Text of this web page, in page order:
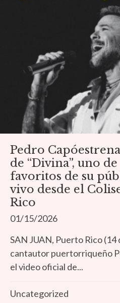
Pedro
de “Divina”, uno
favoritos de su
vivo desde el
Rico
01/15/2026
SAN JUAN, Puerto Rico
cantautor puertorriqueño
el video oficial de...
Uncategorized